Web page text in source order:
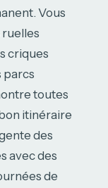
Vous
ruelles
criques
parcs
toutes
itinéraire
des
avec des
de